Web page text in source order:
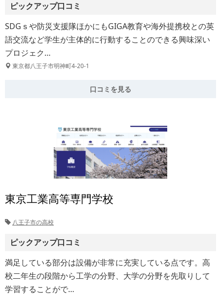
ピックアップ口コミ
SDGｓや防災支援隊ほかにもGIGA教育や海外提携校との英
語交流など学生が主体的に行動することのできる興味深い
プロジェク…
東京都八王子市明神町4-20-1
口コミを見る
東京工業高等専門学校
八王子市の高校
ピックアップ口コミ
満足している部分は設備が非常に充実している点です。高
校二年生の段階から工学の分野、大学の分野を先取りして
学習することがで…